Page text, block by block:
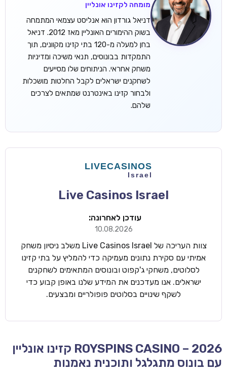
מומחה לקזינו אונליין
דניאל גורדון הוא אנליסט עצמאי המתמחה
בשוק ההימורים האונליין מאז 2012. דניאל
בחן למעלה מ-120 בתי קזינו מקוונים, תוך
התמקדות בבונוסים, תנאי משיכה ומדיניות
משחק אחראי. הניתוחים שלו מסייעים
לשחקנים ישראלים לקבל החלטות מושכלות
ולבחור קזינו באינטרנט שמתאים לצרכים
שלהם.
Live Casinos Israel
עודכן לאחרונה:
10.08.2026
צוות העריכה של Live Casinos Israel משלב ניסיון משחק
אמיתי עם סקירת נתונים מעמיקה כדי להמליץ על בתי קזינו
לסלוטים, משחקי ג'קפוט ובונוסים המתאימים לשחקנים
ישראלים. אנו מעדכנים את המידע שלנו באופן קבוע כדי
לשקף שינויים בסלוטים פופולריים ומבצעים.
ROYSPINS CASINO – 2026 קזינו אונליין
עם בונוס מתגלגל ותוכנית נאמנות